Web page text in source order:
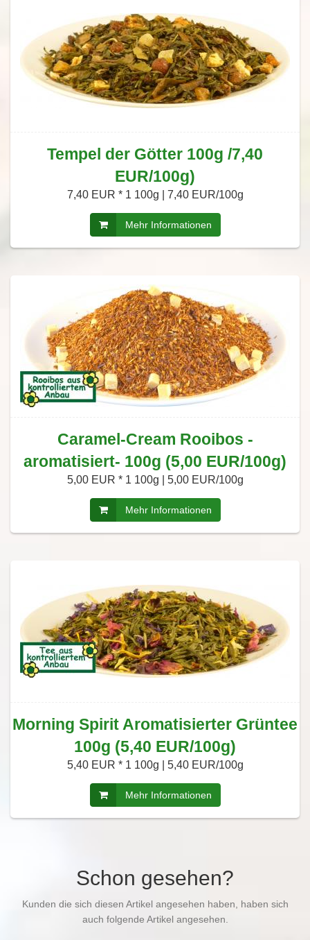
Tempel der Götter 100g /7,40
EUR/100g)
7,40 EUR * 1 100g | 7,40 EUR/100g
Mehr Informationen
Caramel-Cream Rooibos -
aromatisiert- 100g (5,00 EUR/100g)
5,00 EUR * 1 100g | 5,00 EUR/100g
Mehr Informationen
Morning Spirit Aromatisierter Grüntee
100g (5,40 EUR/100g)
5,40 EUR * 1 100g | 5,40 EUR/100g
Mehr Informationen
Schon gesehen?
Kunden die sich diesen Artikel angesehen haben, haben sich
auch folgende Artikel angesehen.